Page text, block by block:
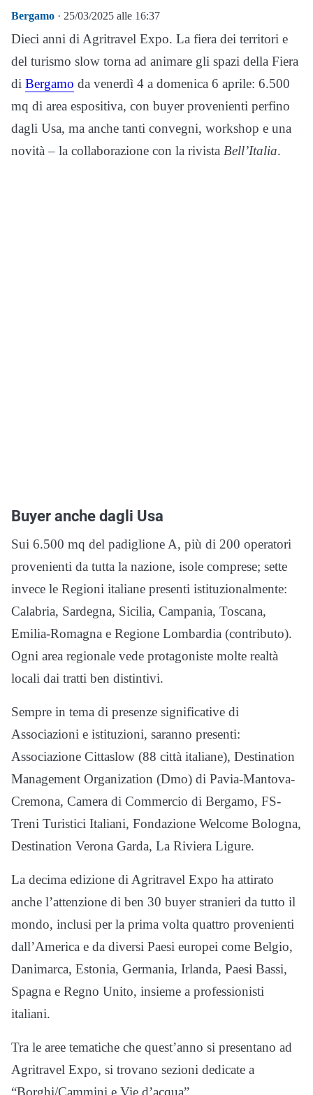
Bergamo · 25/03/2025 alle 16:37
Dieci anni di Agritravel Expo. La fiera dei territori e
del turismo slow torna ad animare gli spazi della Fiera
di Bergamo da venerdì 4 a domenica 6 aprile: 6.500
mq di area espositiva, con buyer provenienti perfino
dagli Usa, ma anche tanti convegni, workshop e una
novità – la collaborazione con la rivista Bell’Italia.
Buyer anche dagli Usa
Sui 6.500 mq del padiglione A, più di 200 operatori
provenienti da tutta la nazione, isole comprese; sette
invece le Regioni italiane presenti istituzionalmente:
Calabria, Sardegna, Sicilia, Campania, Toscana,
Emilia-Romagna e Regione Lombardia (contributo).
Ogni area regionale vede protagoniste molte realtà
locali dai tratti ben distintivi.
Sempre in tema di presenze significative di
Associazioni e istituzioni, saranno presenti:
Associazione Cittaslow (88 città italiane), Destination
Management Organization (Dmo) di Pavia-Mantova-
Cremona, Camera di Commercio di Bergamo, FS-
Treni Turistici Italiani, Fondazione Welcome Bologna,
Destination Verona Garda, La Riviera Ligure.
La decima edizione di Agritravel Expo ha attirato
anche l’attenzione di ben 30 buyer stranieri da tutto il
mondo, inclusi per la prima volta quattro provenienti
dall’America e da diversi Paesi europei come Belgio,
Danimarca, Estonia, Germania, Irlanda, Paesi Bassi,
Spagna e Regno Unito, insieme a professionisti
italiani.
Tra le aree tematiche che quest’anno si presentano ad
Agritravel Expo, si trovano sezioni dedicate a
“Borghi/Cammini e Vie d’acqua”,